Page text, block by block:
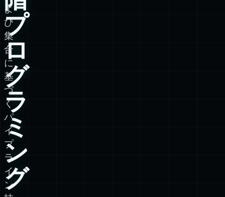
プ
ロ
グ
ラ
ミ
ン
グ
よ
び
集
合
に
基
づ
く
パ
イ
プ
ラ
イ
ン